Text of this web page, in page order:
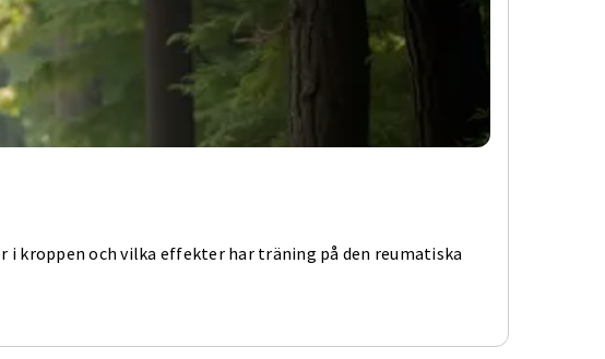
i kroppen och vilka effekter har träning på den reumatiska